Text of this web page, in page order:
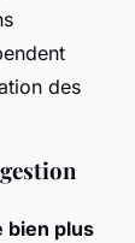
des
bien plus